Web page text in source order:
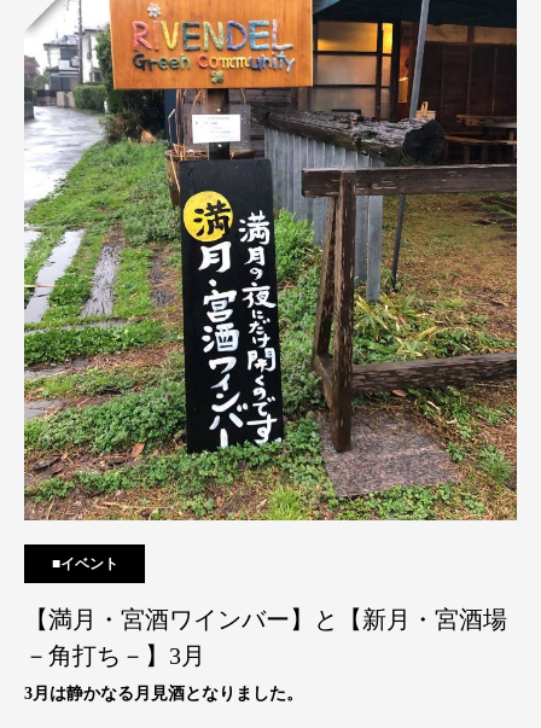
■イベント
【満月・宮酒ワインバー】と【新月・宮酒場
－角打ち－】3月
3月は静かなる月見酒となりました。